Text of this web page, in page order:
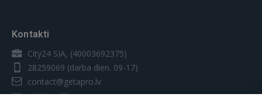
Kontakti
City24 SIA, (40003692375)
28259069 (darba dien. 09-17)
contact@getapro.lv